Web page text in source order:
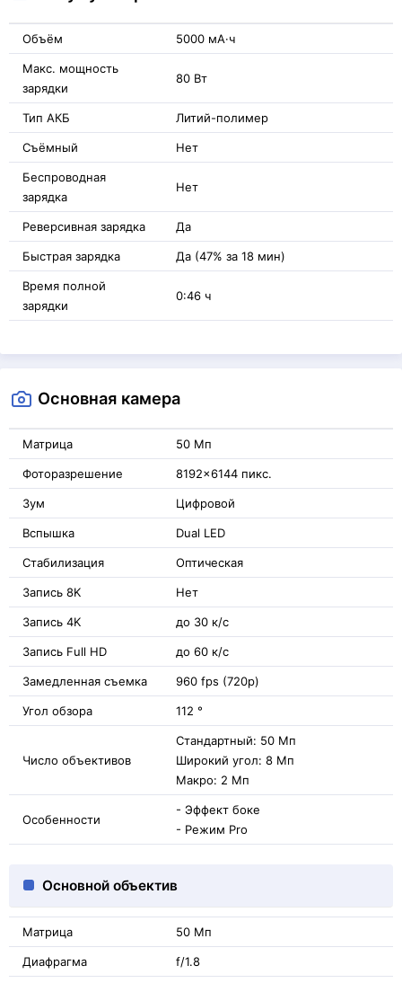
Объём 5000 мА·ч
Макс. мощность
зарядки
80 Вт
Тип АКБ Литий-полимер
Съёмный Нет
Беспроводная
зарядка
Нет
Реверсивная зарядка Да
Быстрая зарядка Да (47% за 18 мин)
Время полной
зарядки
0:46 ч
Основная камера
Матрица 50 Мп
Фоторазрешение 8192x6144 пикс.
Зум Цифровой
Вспышка Dual LED
Стабилизация Оптическая
Запись 8K Нет
Запись 4K до 30 к/с
Запись Full HD до 60 к/с
Замедленная съемка 960 fps (720p)
Угол обзора 112 °
Число объективов
Стандартный: 50 Мп
Широкий угол: 8 Мп
Макро: 2 Мп
Особенности
- Эффект боке
- Режим Pro
Основной объектив
Матрица 50 Мп
Диафрагма f/1.8